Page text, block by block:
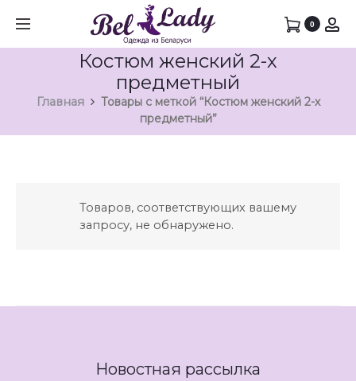
0
Костюм женский 2-х
предметный
Главная
Товары с меткой “Костюм женский 2-х
предметный”
Товаров, соответствующих вашему
запросу, не обнаружено.
Новостная рассылка